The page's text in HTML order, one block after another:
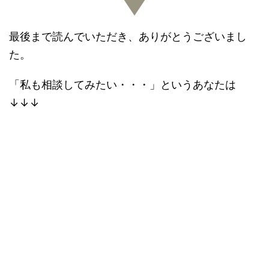
最後まで読んでいただき、ありがとうございまし
た。
「私も相談してみたい・・・」というあなたは
↓↓↓